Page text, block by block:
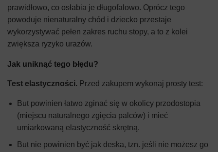
prawidłowo, co osłabia je długofalowo. Oprócz tego
powoduje nienaturalny chód i dziecko przestaje
wykorzystywać pełen zakres ruchu stopy, a to z kolei
zwiększa ryzyko urazów.
Jak uniknąć tego błędu?
Test elastyczności. Przed zakupem wykonaj prosty test:
But powinien łatwo zginać się w okolicy przodostopia
(miejscu naturalnego zgięcia palców) i mieć
umiarkowaną elastyczność skrętną.
But nie powinien być jak deska, tzn. jeśli nie możesz go